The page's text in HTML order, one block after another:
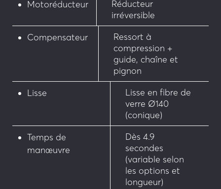
Motoréducteur
Réducteur
irréversible
Compensateur
Ressort à
compression +
guide, chaîne et
pignon
Lisse
Lisse en fibre de
verre Ø140
(conique)
Temps de
manœuvre
Dès 4.9
secondes
(variable selon
les options et
longueur)